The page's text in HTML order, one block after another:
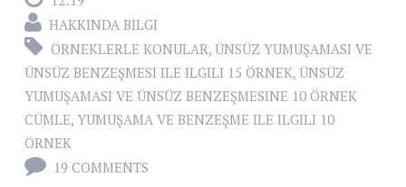
HAKKINDA BILGI
ÖRNEKLERLE KONULAR, ÜNSÜZ YUMUŞAMASI VE
ÜNSÜZ BENZEŞMESI ILE ILGILI 15 ÖRNEK, ÜNSÜZ
YUMUŞAMASI VE ÜNSÜZ BENZEŞMESINE 10 ÖRNEK
CÜMLE, YUMUŞAMA VE BENZEŞME ILE ILGILI 10
ÖRNEK
19 COMMENTS